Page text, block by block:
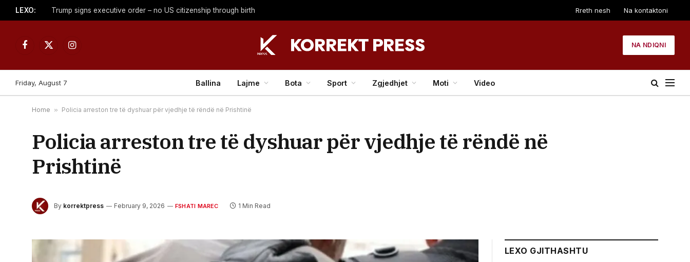
LEXO: Trump signs executive order – no US citizenship through birth Rreth nesh Na kontaktoni
Facebook
X
Instagram
NA NDIQNI
Friday, August 7 Ballina Lajme Bota Sport Zgjedhjet Moti Video
Home » Policia arreston tre të dyshuar për vjedhje të rëndë në Prishtinë
Policia arreston tre të dyshuar për vjedhje të rëndë në
Prishtinë
By korrektpress February 9, 2026 FSHATI MAREC 1 Min Read
LEXO GJITHASHTU